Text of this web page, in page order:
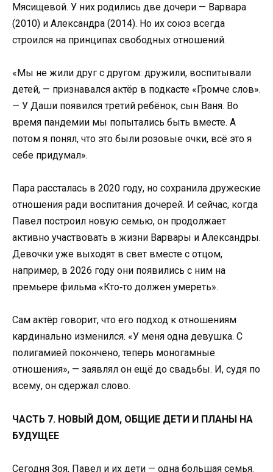
Мясищевой. У них родились две дочери — Варвара
(2010) и Александра (2014). Но их союз всегда
строился на принципах свободных отношений.
«Мы не жили друг с другом: дружили, воспитывали
детей, — признавался актёр в подкасте «Громче слов».
— У Даши появился третий ребёнок, сын Ваня. Во
время пандемии мы попытались быть вместе. А
потом я понял, что это были розовые очки, всё это я
себе придумал».
Пара рассталась в 2020 году, но сохранила дружеские
отношения ради воспитания дочерей. И сейчас, когда
Павел построил новую семью, он продолжает
активно участвовать в жизни Варвары и Александры.
Девочки уже выходят в свет вместе с отцом,
например, в 2026 году они появились с ним на
премьере фильма «Кто‑то должен умереть».
Сам актёр говорит, что его подход к отношениям
кардинально изменился. «У меня одна девушка. С
полигамией покончено, теперь моногамные
отношения», — заявлял он ещё до свадьбы. И, судя по
всему, он сдержал слово.
ЧАСТЬ 7. НОВЫЙ ДОМ, ОБЩИЕ ДЕТИ И ПЛАНЫ НА
БУДУЩЕЕ
Сегодня Зоя, Павел и их дети — одна большая семья.